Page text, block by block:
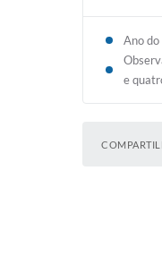
Ano
e